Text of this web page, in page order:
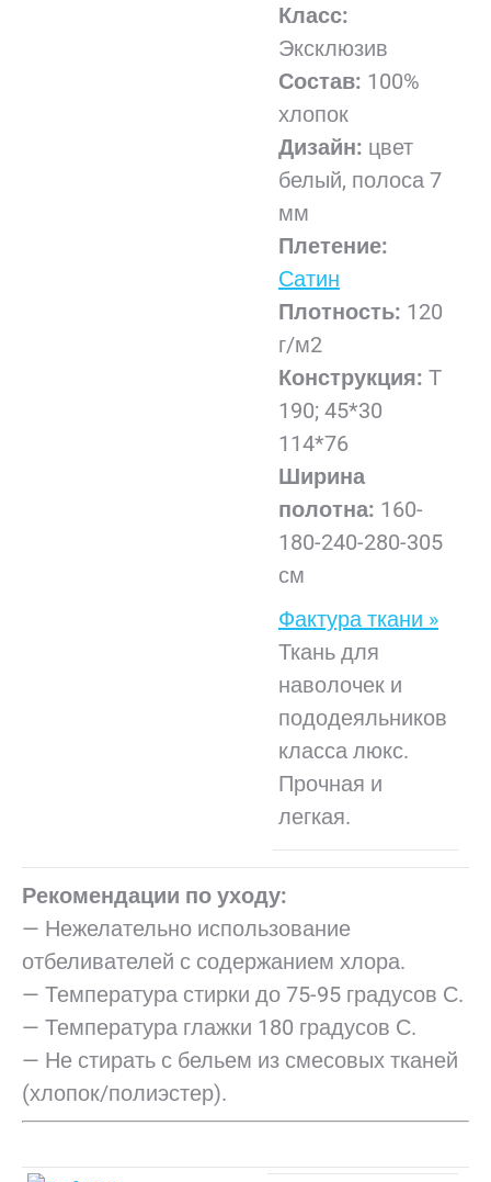
Класс:
Эксклюзив
Состав: 100%
хлопок
Дизайн: цвет
белый, полоса 7
мм
Плетение:
Сатин
Плотность: 120
г/м2
Конструкция: Т
190; 45*30
114*76
Ширина
полотна: 160-
180-240-280-305
см
Фактура ткани »
Ткань для
наволочек и
пододеяльников
класса люкс.
Прочная и
легкая.
Рекомендации по уходу:
— Нежелательно использование
отбеливателей с содержанием хлора.
— Температура стирки до 75-95 градусов С.
— Температура глажки 180 градусов С.
— Не стирать с бельем из смесовых тканей
(хлопок/полиэстер).